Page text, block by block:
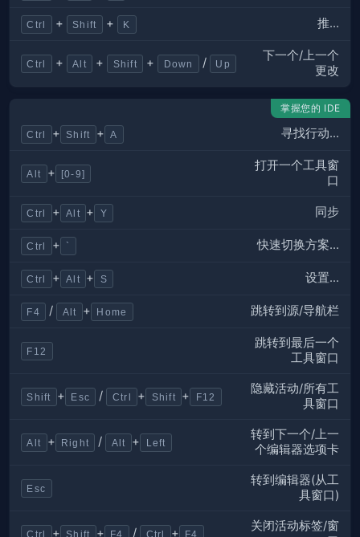
Ctrl + Shift + K 推…
Ctrl + Alt + Shift + Down / Up
下一个/上一个
更改
掌握您的 IDE
Ctrl + Shift + A 寻找行动...
Alt + [0-9]
打开一个工具窗
口
Ctrl + Alt + Y 同步
Ctrl + ` 快速切换方案...
Ctrl + Alt + S 设置...
F4 / Alt + Home 跳转到源/导航栏
F12
跳转到最后一个
工具窗口
Shift + Esc / Ctrl + Shift + F12
隐藏活动/所有工
具窗口
Alt + Right / Alt + Left
转到下一个/上一
个编辑器选项卡
Esc
转到编辑器(从工
具窗口)
Ctrl + Shift + F4 / Ctrl + F4
关闭活动标签/窗